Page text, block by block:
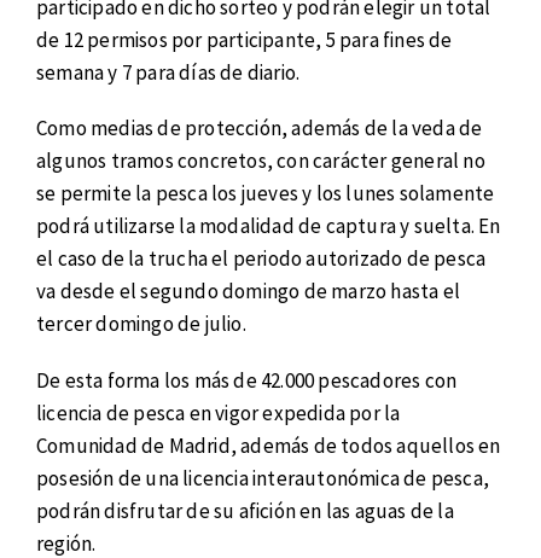
participado en dicho sorteo y podrán elegir un total
de 12 permisos por participante, 5 para fines de
semana y 7 para días de diario.
Como medias de protección, además de la veda de
algunos tramos concretos, con carácter general no
se permite la pesca los jueves y los lunes solamente
podrá utilizarse la modalidad de captura y suelta. En
el caso de la trucha el periodo autorizado de pesca
va desde el segundo domingo de marzo hasta el
tercer domingo de julio.
De esta forma los más de 42.000 pescadores con
licencia de pesca en vigor expedida por la
Comunidad de Madrid, además de todos aquellos en
posesión de una licencia interautonómica de pesca,
podrán disfrutar de su afición en las aguas de la
región.